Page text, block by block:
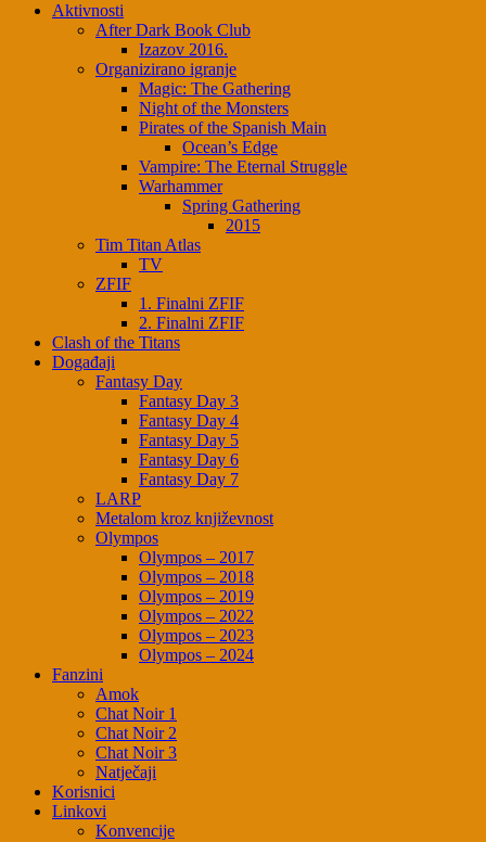
Aktivnosti
After Dark Book Club
Izazov 2016.
Organizirano igranje
Magic: The Gathering
Night of the Monsters
Pirates of the Spanish Main
Ocean’s Edge
Vampire: The Eternal Struggle
Warhammer
Spring Gathering
2015
Tim Titan Atlas
TV
ZFIF
1. Finalni ZFIF
2. Finalni ZFIF
Clash of the Titans
Događaji
Fantasy Day
Fantasy Day 3
Fantasy Day 4
Fantasy Day 5
Fantasy Day 6
Fantasy Day 7
LARP
Metalom kroz književnost
Olympos
Olympos – 2017
Olympos – 2018
Olympos – 2019
Olympos – 2022
Olympos – 2023
Olympos – 2024
Fanzini
Amok
Chat Noir 1
Chat Noir 2
Chat Noir 3
Natječaji
Korisnici
Linkovi
Konvencije